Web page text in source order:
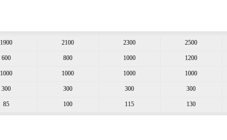
1900 2100 2300 2500
600 800 1000 1200
1000 1000 1000 1000
300 300 300 300
85 100 115 130